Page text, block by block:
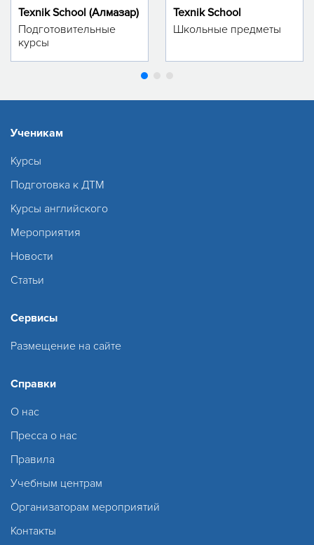
Texnik School (Алмазар)
Подготовительные
курсы
Texnik School
Школьные предметы
Ученикам
Курсы
Подготовка к ДТМ
Курсы английского
Мероприятия
Новости
Статьи
Сервисы
Размещение на сайте
Справки
О нас
Пресса о нас
Правила
Учебным центрам
Организаторам мероприятий
Контакты